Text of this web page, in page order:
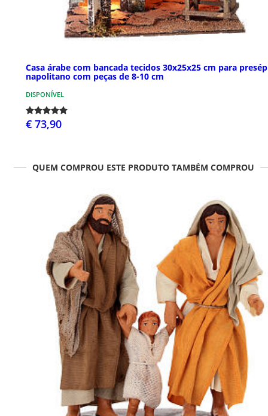
Casa árabe com bancada tecidos 30x25x25 cm para
napolitano com peças de 8-10 cm
DISPONÍVEL
€ 73,90
QUEM COMPROU ESTE PRODUTO TAMBÉM COMPROU